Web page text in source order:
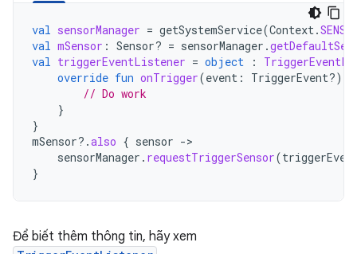
val sensorManager = getSystemService(Context .
val mSensor : Sensor? = sensorManager .
val triggerEventListener = object :
override fun onTrigger(event : TriggerEvent?)
// Do work
}
}
mSensor?.also { sensor -
sensorManager . requestTriggerSensor(
}
Để biết thêm thông tin, hãy xem